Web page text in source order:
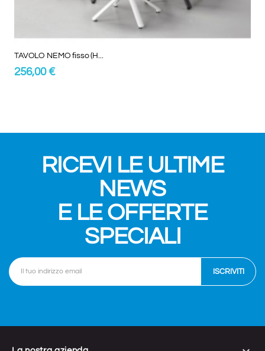
TAVOLO NEMO fisso (H...
256,00 €
RICEVI LE ULTIME
NEWS
E LE OFFERTE
SPECIALI